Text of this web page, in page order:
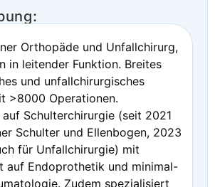
Orthopäde und Unfallchirurg,
in leitender Funktion. Breites
und unfallchirurgisches
>8000 Operationen.
Schulterchirurgie (seit 2021
Schulter und Ellenbogen, 2023
für Unfallchirurgie) mit
auf Endoprothetik und minimal-
Zudem spezialisiert